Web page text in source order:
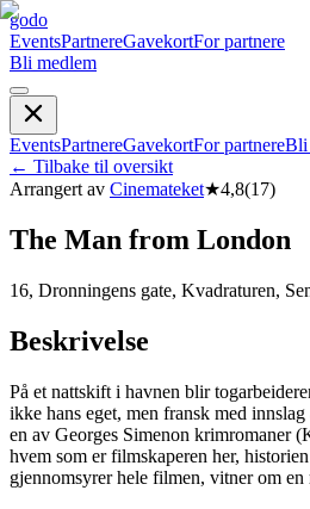
godo
EventsPartnereGavekortFor partnere
Bli medlem
EventsPartnereGavekortFor partnereBli
← Tilbake til oversikt
Arrangert av Cinemateket★4,8(17)
The Man from London
16, Dronningens gate, Kvadraturen,
Beskrivelse
På et nattskift i havnen blir
ikke hans eget, men fransk med
en av Georges Simenon krimromaner
hvem som er filmskaperen her,
gjennomsyrer hele filmen, vitner om en